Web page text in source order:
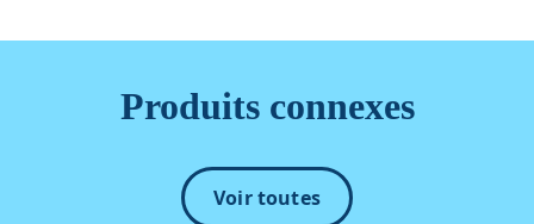
Produits connexes
Voir toutes